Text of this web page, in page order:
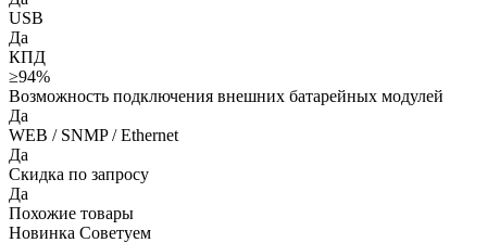
USB
Да
КПД
≥94%
Возможность подключения внешних батарейных модулей
Да
WEB / SNMP / Ethernet
Да
Скидка по запросу
Да
Похожие товары
Новинка Советуем